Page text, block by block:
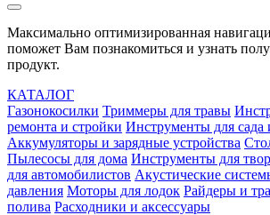
Максимально оптимизированная
поможет Вам познакомиться и узнать
продукт.
КАТАЛОГ
Газонокосилки Триммеры для травы
ремонта и стройки Инструменты для сада
Аккумуляторы и зарядные устройства
Пылесосы для дома Инструменты для
для автомобилистов Акустические
давления Моторы для лодок Райдеры и
полива Расходники и аксессуары